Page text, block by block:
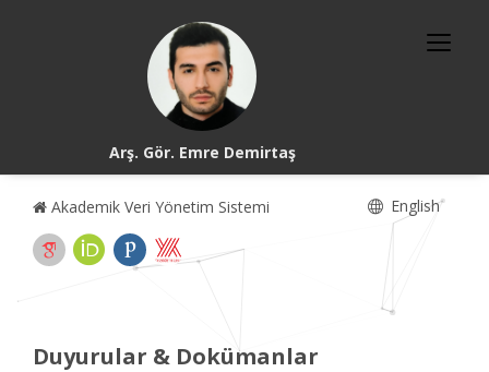
Arş. Gör. Emre Demirtaş
Akademik Veri Yönetim Sistemi English
Duyurular & Dokümanlar